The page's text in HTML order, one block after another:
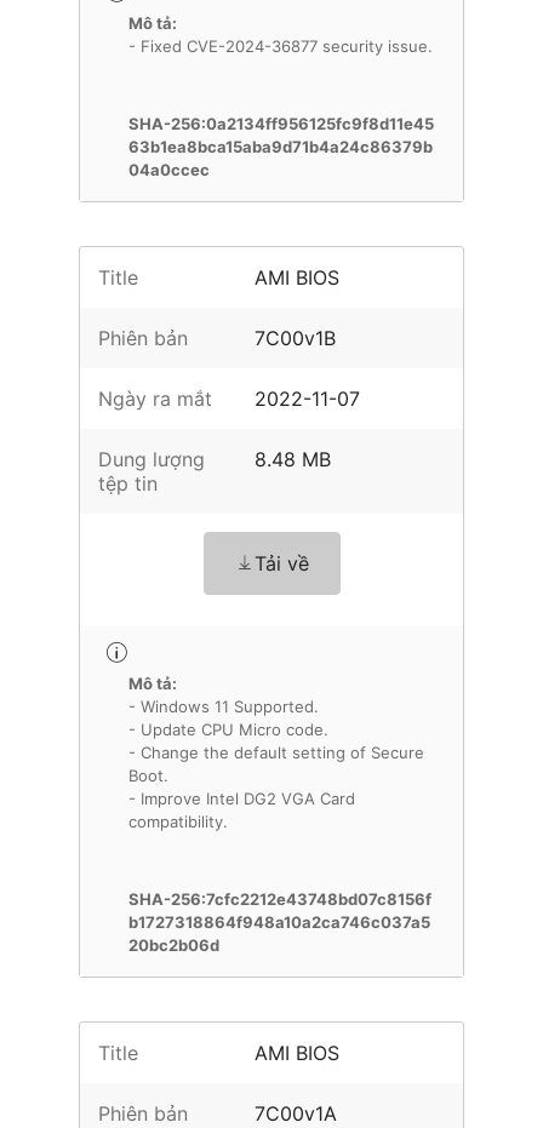
Mô tả:
- Fixed CVE-2024-36877 security issue.
SHA-256:0a2134ff956125fc9f8d11e45
63b1ea8bca15aba9d71b4a24c86379b
04a0ccec
Title AMI BIOS
Phiên bản 7C00v1B
Ngày ra mắt 2022-11-07
Dung lượng
tệp tin
8.48 MB
Tải về
Mô tả:
- Windows 11 Supported.
- Update CPU Micro code.
- Change the default setting of Secure
Boot.
- Improve Intel DG2 VGA Card
compatibility.
SHA-256:7cfc2212e43748bd07c8156f
b1727318864f948a10a2ca746c037a5
20bc2b06d
Title AMI BIOS
Phiên bản 7C00v1A